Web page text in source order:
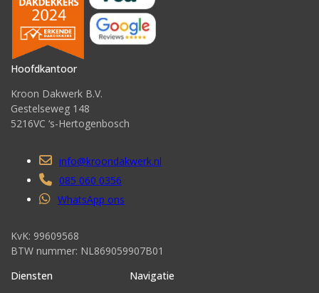
Hoofdkantoor
Kroon Dakwerk B.V.
Gestelseweg 148
5216VC ‘s-Hertogenbosch
info@kroondakwerk.nl
085 060 0356
WhatsApp ons
KvK: 99609568
BTW nummer: NL869059907B01
Diensten
Navigatie